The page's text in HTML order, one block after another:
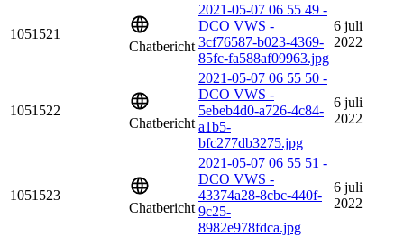
1051521
Chatbericht
2021-05-07 06 55 49 -
DCO VWS -
3cf76587-b023-4369-
85fc-fa588af09963.jpg
6 juli
2022
1051522
Chatbericht
2021-05-07 06 55 50 -
DCO VWS -
5ebeb4d0-a726-4c84-
a1b5-
bfc277db3275.jpg
6 juli
2022
1051523
Chatbericht
2021-05-07 06 55 51 -
DCO VWS -
43374a28-8cbc-440f-
9c25-
8982e978fdca.jpg
6 juli
2022